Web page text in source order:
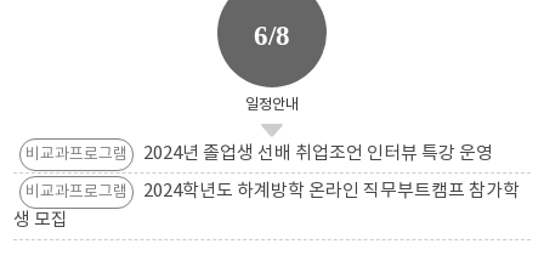
6/8
일정안내
비교과프로그램 2024년 졸업생 선배 취업조언 인터뷰 특강 운영
비교과프로그램
2024학년도 하계방학 온라인 직무부트캠프 참가학
생 모집